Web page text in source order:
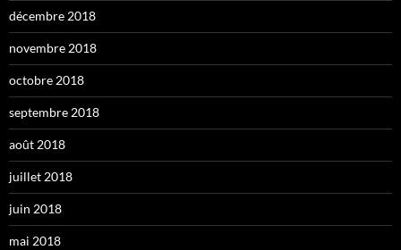
décembre 2018
novembre 2018
octobre 2018
septembre 2018
août 2018
juillet 2018
juin 2018
mai 2018